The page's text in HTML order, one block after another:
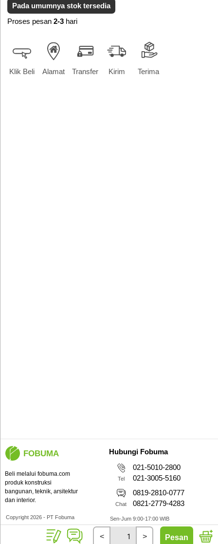
< > Pesan
Pada umumnya stok tersedia
Proses pesan 2-3 hari
Klik Beli Alamat Transfer Kirim Terima
FOBUMA
Beli melalui fobuma.com
produk konstruksi
bangunan, teknik, arsitektur
dan interior.
Copyright 2026 - PT Fobuma
Hubungi Fobuma
Tel
021-5010-2800
021-3005-5160
Chat
0819-2810-0777
0821-2779-4283
Sen-Jum 9:00-17:00 WIB